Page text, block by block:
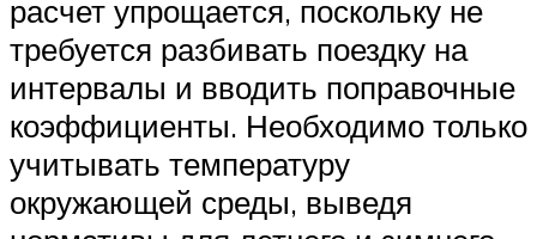
расчет упрощается, поскольку не
требуется разбивать поездку на
интервалы и вводить поправочные
коэффициенты. Необходимо только
учитывать температуру
окружающей среды, выведя